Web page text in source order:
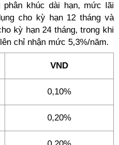
khúc dài hạn, mức lãi
cho kỳ hạn 12 tháng và
kỳ hạn 24 tháng, trong khi
chỉ nhận mức 5,3%/năm.
VND
0,10%
0,20%